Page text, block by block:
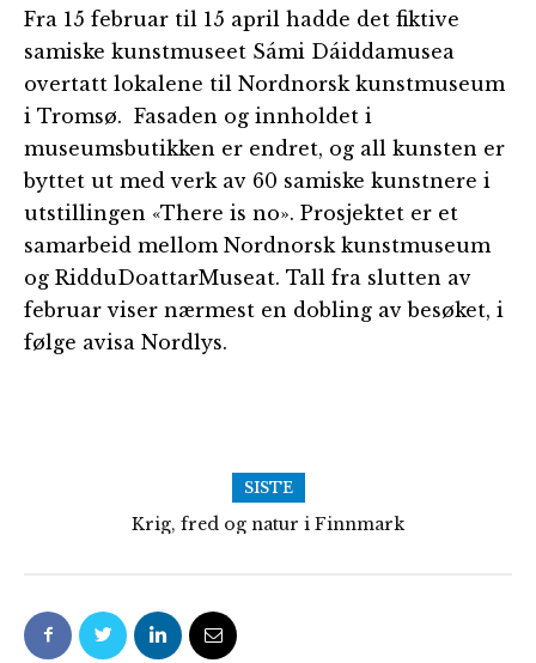
Fra 15 februar til 15 april hadde det fiktive
samiske kunstmuseet Sámi Dáiddamusea
overtatt lokalene til Nordnorsk kunstmuseum
i Tromsø. Fasaden og innholdet i
museumsbutikken er endret, og all kunsten er
byttet ut med verk av 60 samiske kunstnere i
utstillingen «There is no». Prosjektet er et
samarbeid mellom Nordnorsk kunstmuseum
og RidduDoattarMuseat. Tall fra slutten av
februar viser nærmest en dobling av besøket, i
følge avisa Nordlys.
SISTE
Krig, fred og natur i Finnmark